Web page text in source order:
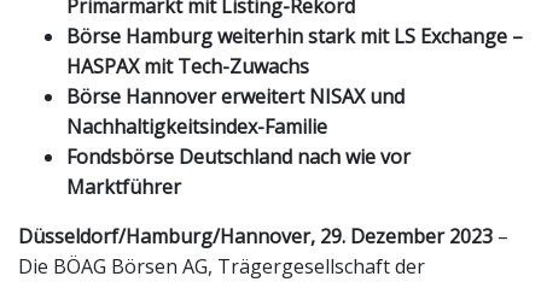
Primärmarkt mit Listing-Rekord
Börse Hamburg weiterhin stark mit LS Exchange –
HASPAX mit Tech-Zuwachs
Börse Hannover erweitert NISAX und
Nachhaltigkeitsindex-Familie
Fondsbörse Deutschland nach wie vor
Marktführer
Düsseldorf/Hamburg/Hannover, 29. Dezember 2023 –
Die BÖAG Börsen AG, Trägergesellschaft der